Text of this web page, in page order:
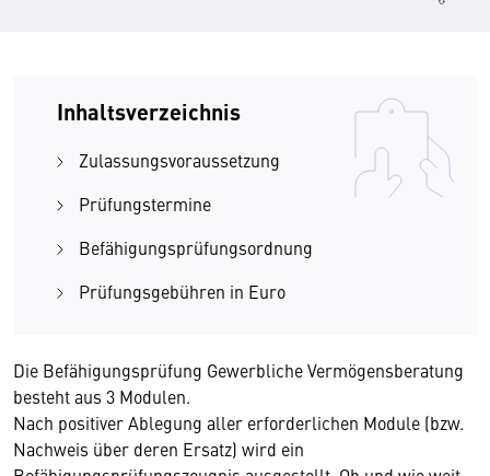
Inhaltsverzeichnis
Zulassungsvoraussetzung
Prüfungstermine
Befähigungsprüfungsordnung
Prüfungsgebühren in Euro
Die Befähigungsprüfung Gewerbliche Vermögensberatung
besteht aus 3 Modulen.
Nach positiver Ablegung aller erforderlichen Module (bzw.
Nachweis über deren Ersatz) wird ein